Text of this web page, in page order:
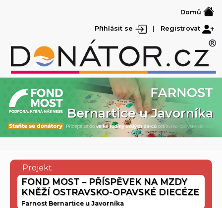
Domů
Přihlásit se Registrovat
Bernartice u Javorníka
Projekt
FOND MOST – PŘÍSPĚVEK NA MZDY
KNĚŽÍ OSTRAVSKO-OPAVSKÉ DIECÉZE
Farnost Bernartice u Javorníka